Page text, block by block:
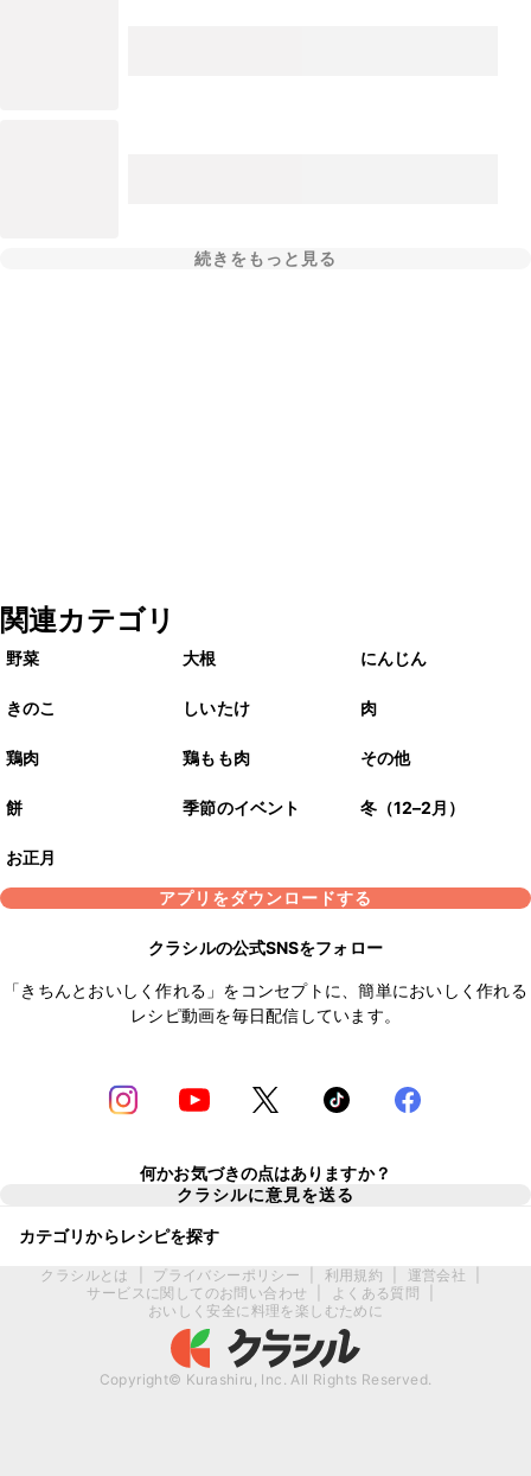
続きをもっと見る
関連カテゴリ
野菜 大根 にんじん
きのこ しいたけ 肉
鶏肉 鶏もも肉 その他
餅 季節のイベント 冬（12–2月）
お正月
アプリをダウンロードする
クラシルの公式SNSをフォロー
「きちんとおいしく作れる」をコンセプトに、簡単においしく作れる
レシピ動画を毎日配信しています。
何かお気づきの点はありますか？
クラシルに意見を送る
カテゴリからレシピを探す
クラシルとは プライバシーポリシー 利用規約 運営会社
サービスに関してのお問い合わせ
よくある質問
おいしく安全に料理を楽しむために
Copyright© Kurashiru, Inc. All Rights Reserved.